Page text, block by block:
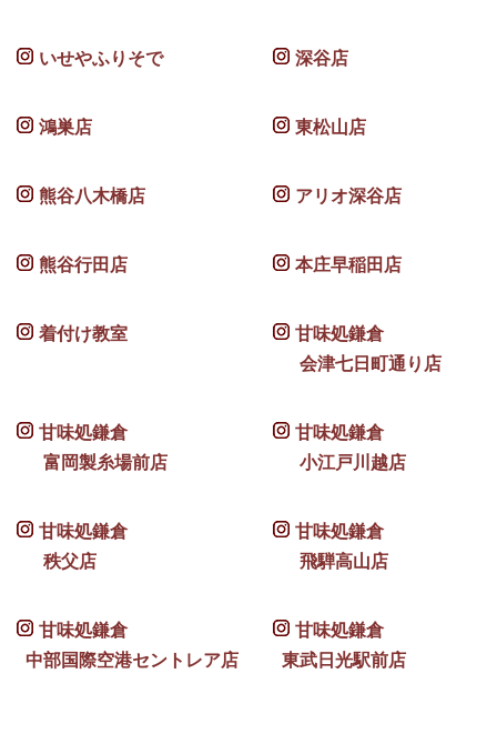
いせやふりそで 深谷店
鴻巣店 東松山店
熊谷八木橋店 アリオ深谷店
熊谷行田店 本庄早稲田店
着付け教室
甘味処鎌倉
会津七日町通り店
甘味処鎌倉
富岡製糸場前店
甘味処鎌倉
小江戸川越店
甘味処鎌倉
秩父店
甘味処鎌倉
飛騨高山店
甘味処鎌倉
中部国際空港セントレア店
甘味処鎌倉
東武日光駅前店